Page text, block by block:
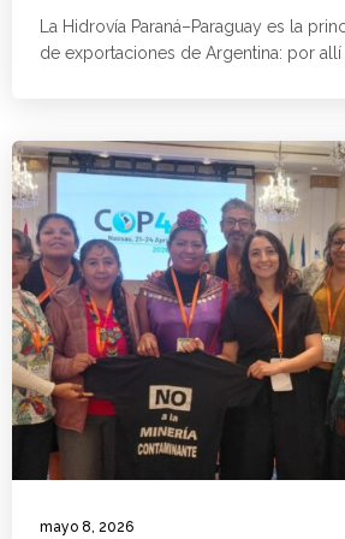
La Hidrovía Paraná–Paraguay es la
de exportaciones de Argentina: por
mayo 8, 2026